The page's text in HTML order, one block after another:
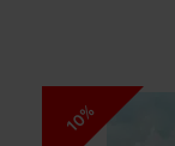
10%